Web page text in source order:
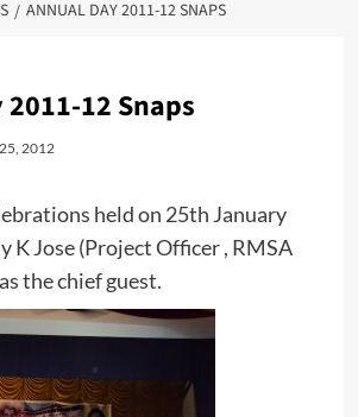
ANNUAL DAY 2011-12 SNAPS
12 Snaps
2012
held on 25th January
K Jose (Project Officer , RMSA
the chief guest.